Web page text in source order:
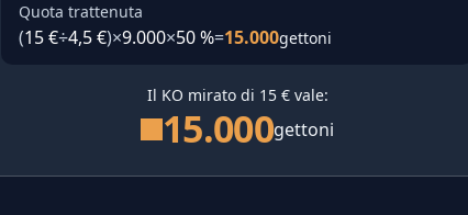
Quota trattenuta
(15 €÷4,5 €)×9.000×50 %=15.000gettoni
Il KO mirato di 15 € vale:
15.000gettoni